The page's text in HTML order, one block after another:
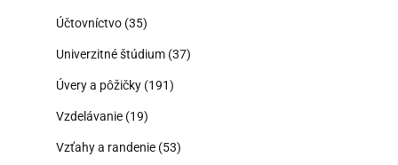
Účtovníctvo (35)
Univerzitné štúdium (37)
Úvery a pôžičky (191)
Vzdelávanie (19)
Vzťahy a randenie (53)